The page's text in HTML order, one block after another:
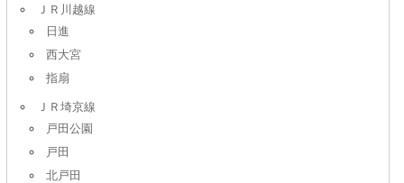
ＪＲ川越線
日進
西大宮
指扇
ＪＲ埼京線
戸田公園
戸田
北戸田